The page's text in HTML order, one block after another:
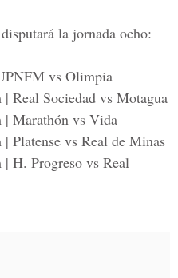
la jornada ocho:
vs Olimpia
Real Sociedad vs Motagua
| Marathón vs Vida
Platense vs Real de Minas
H. Progreso vs Real